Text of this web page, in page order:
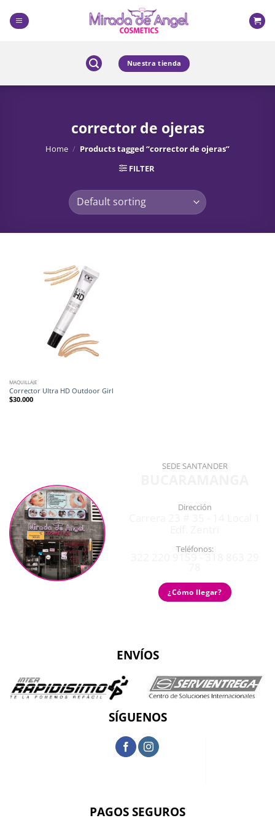
content
Nuestra tienda
corrector de ojeras
Home / Products tagged “corrector de ojeras”
FILTER
MAQUILLAJE
Corrector Ultra HD Outdoor Girl
$30.000
SEDE SANTANDER
Dirección
Teléfonos:
¿Cómo llegar?
ENVÍOS
SÍGUENOS
PAGOS SEGUROS